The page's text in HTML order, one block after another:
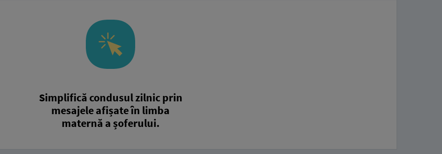
Simplifică condusul zilnic prin
mesajele afișate în limba
maternă a șoferului.